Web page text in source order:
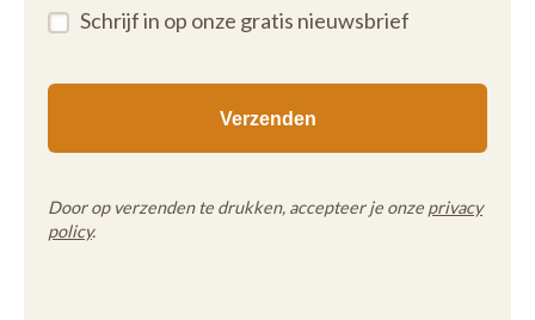
Schrijf in op onze gratis nieuwsbrief
Door op verzenden te drukken, accepteer je onze privacy
policy.